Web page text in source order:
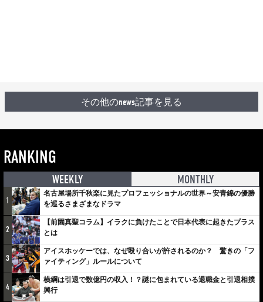
その他のnews記事を見る
RANKING
WEEKLY MONTHLY
1
名古屋場所千秋楽に見たプロフェッショナルの世界～安青錦の優勝
を巡るさまざまなドラマ
2
【前園真聖コラム】イラクに負けたことで日本代表に起きたプラス
とは
3
アイスホッケーでは、なぜ殴り合いが許されるのか？ 驚きの「フ
ァイティング」ルールについて
4
横綱は引退で数億円の収入！？謎に包まれている退職金と引退相撲
興行